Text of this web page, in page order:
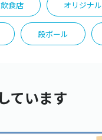
飲食店 オリジナル
段ボール
ています